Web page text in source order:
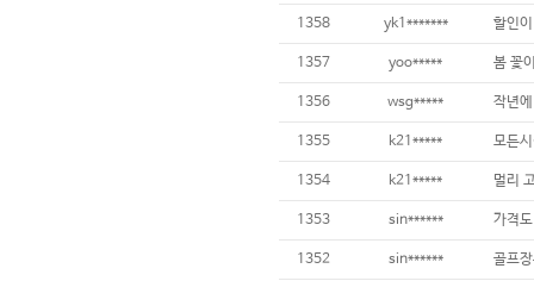
1358 yk1*******
1357 yoo*****
1356 wsg*****
1355 k21*****
1354 k21*****
1353 sin******
1352 sin******